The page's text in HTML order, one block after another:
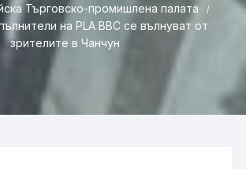
Търговско-промишлена палaта
на PLA ВВС се вълнуват от
зрителите в Чанчун